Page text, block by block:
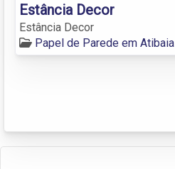
Estância Decor
Estância Decor
Papel de Parede em Atibaia